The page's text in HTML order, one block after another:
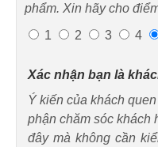
phẩm. Xin hãy cho
1
2 3 4
Xác nhận bạn là
Ý kiến của khách
phận chăm sóc khách
đây mà không cần